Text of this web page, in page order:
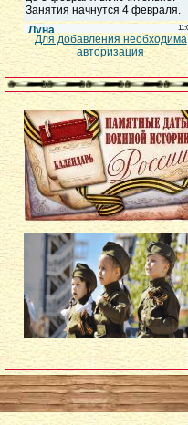
Для добавления необходима
авторизация